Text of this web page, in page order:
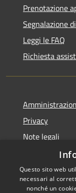
Prenotazione
Segnalazione
Leggi le FAQ
Richiesta
Privacy
Note legali
Dichiarazione
Questo sito web
necessari al
nonché un